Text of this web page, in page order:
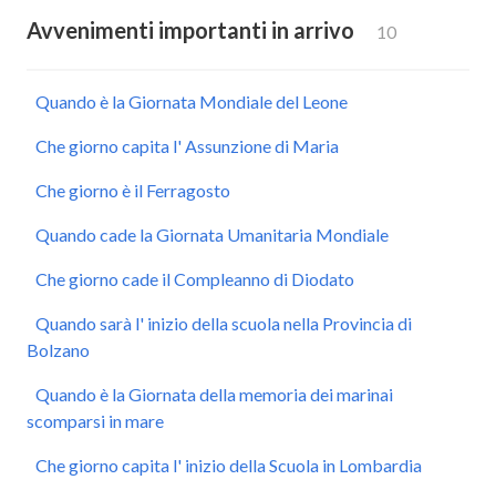
Avvenimenti importanti in arrivo 10
Quando è la Giornata Mondiale del Leone
Che giorno capita l' Assunzione di Maria
Che giorno è il Ferragosto
Quando cade la Giornata Umanitaria Mondiale
Che giorno cade il Compleanno di Diodato
Quando sarà l' inizio della scuola nella Provincia di
Bolzano
Quando è la Giornata della memoria dei marinai
scomparsi in mare
Che giorno capita l' inizio della Scuola in Lombardia